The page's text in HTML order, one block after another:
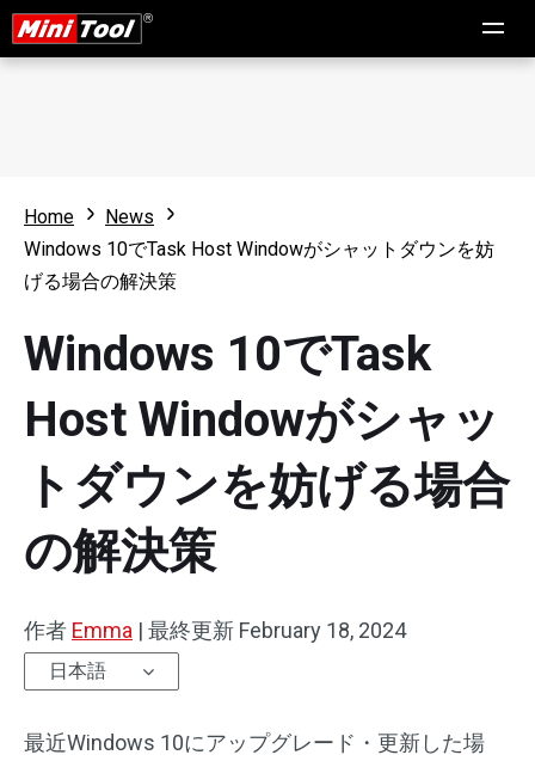
Home
News
Windows 10でTask Host Windowがシャットダウンを妨
げる場合の解決策
Windows 10でTask
Host Windowがシャッ
トダウンを妨げる場合
の解決策
作者 Emma | 最終更新 February 18, 2024
日本語
最近Windows 10にアップグレード・更新した場